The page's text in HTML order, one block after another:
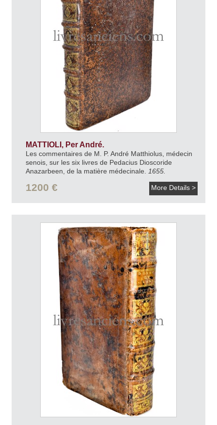
MATTIOLI, Per André.
Les commentaires de M. P. André Matthiolus, médecin
senois, sur les six livres de Pedacius Dioscoride
Anazarbeen, de la matière médecinale.
1655.
1200 € More Details >